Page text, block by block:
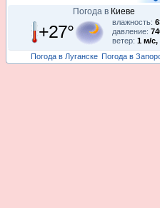
Погода в Киеве
+27° влажность:
давление:
ветер: 1 м/с,
Погода в Луганске Погода в